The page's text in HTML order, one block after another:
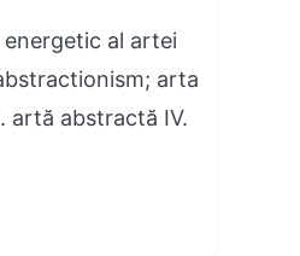
al artei
arta
artă abstractă IV.